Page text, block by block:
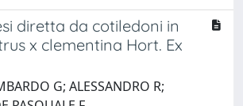
diretta da cotiledoni in
x clementina Hort. Ex
G; ALESSANDRO R;